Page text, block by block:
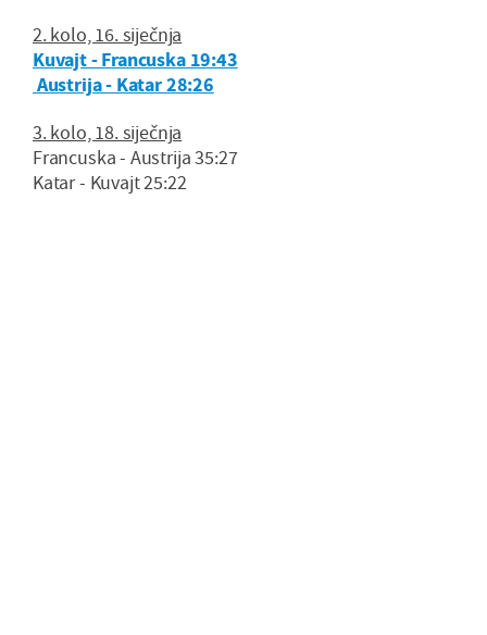
2. kolo, 16. siječnja
Kuvajt - Francuska 19:43
Austrija - Katar 28:26
3. kolo, 18. siječnja
Francuska - Austrija 35:27
Katar - Kuvajt 25:22